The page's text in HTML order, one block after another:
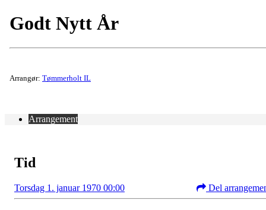
Godt Nytt År
Arrangør: Tømmerholt IL
Arrangement
Tid
Torsdag 1. januar 1970 00:00 Del